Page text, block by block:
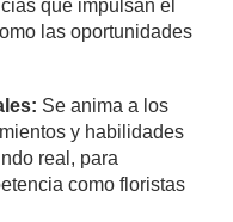
que impulsan el
las oportunidades
Se anima a los
y habilidades
real, para
como floristas